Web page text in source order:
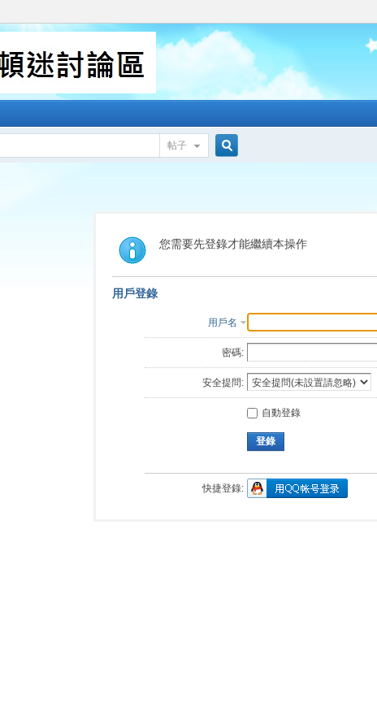
帖子
索
您需要先登錄才能繼續本操作
用戶登錄
用戶名
密碼:
安全提問:
自動登錄
登錄
快捷登錄: